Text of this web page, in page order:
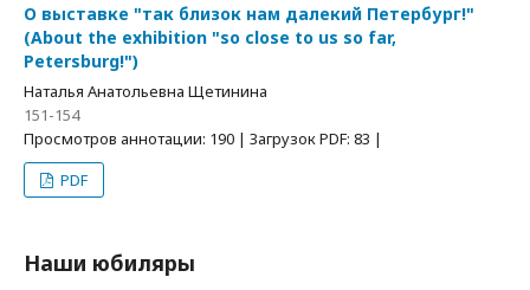
О выставке "так близок нам далекий Петербург!"
(About the exhibition "so close to us so far,
Petersburg!")
Наталья Анатольевна Щетинина
151-154
Просмотров аннотации: 190 | Загрузок PDF: 83 |
PDF
Наши юбиляры